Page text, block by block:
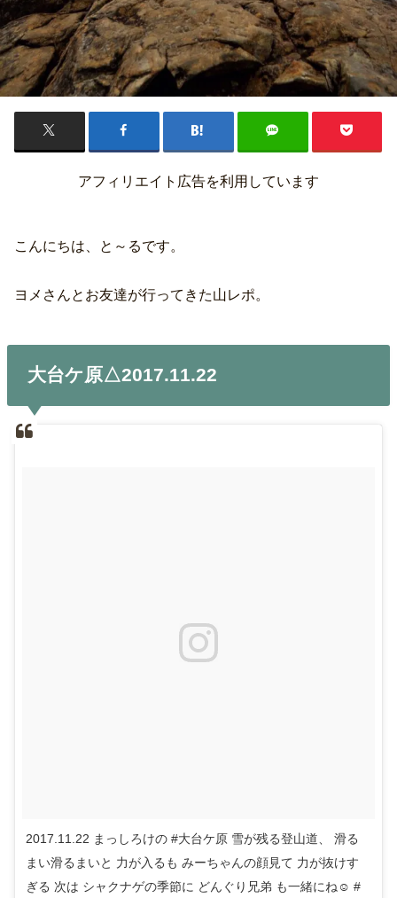
アフィリエイト広告を利用しています
こんにちは、と～るです。
ヨメさんとお友達が行ってきた山レポ。
大台ケ原△2017.11.22
2017.11.22 まっしろけの #大台ケ原 雪が残る登山道、 滑る
まい滑るまいと 力が入るも みーちゃんの顔見て 力が抜けす
ぎる 次は シャクナゲの季節に どんぐり兄弟 も一緒にね☺︎ #